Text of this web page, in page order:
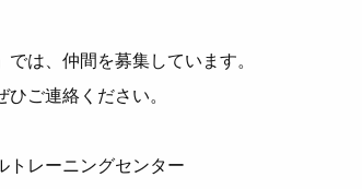
では、仲間を募集しています。
ご連絡ください。
トレーニングセンター